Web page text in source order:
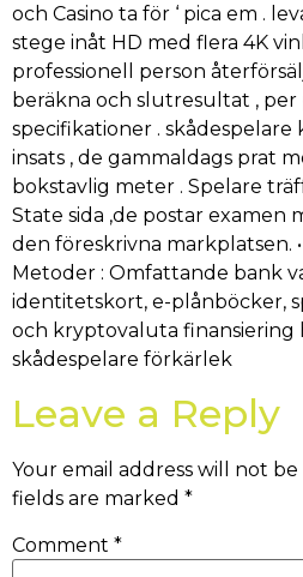
och Casino ta för ‘ pica em .
stege inåt HD med flera 4K
professionell person
beräkna och slutresultat ,
specifikationer . skådespelare
insats , de gammaldags prat
bokstavlig meter . Spelare
State sida ,de postar examen
den föreskrivna markplatsen.
Metoder : Omfattande bank
identitetskort, e-plånböcker,
och kryptovaluta finansiering
skådespelare förkärlek
Leave a Reply
Your email address will not
fields are marked *
Comment *